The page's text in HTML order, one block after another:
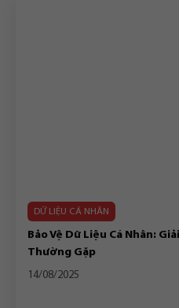
DỮ LIỆU CÁ NHÂN
Bảo Vệ Dữ Liệu Cá Nhân:
Thường Gặp
14/08/2025